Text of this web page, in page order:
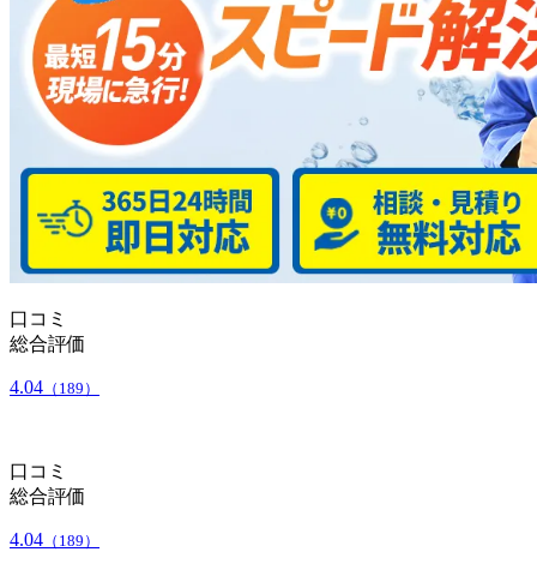
口コミ
総合評価
4.04 （189）
口コミ
総合評価
4.04 （189）